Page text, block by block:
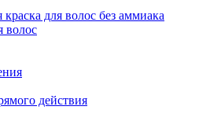
для волос без аммиака
волос
действия